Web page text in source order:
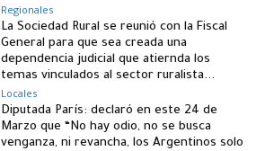
Regionales
La Sociedad Rural se reunió con la Fiscal
General para que sea creada una
dependencia judicial que atiernda los
temas vinculados al sector ruralista...
Locales
Diputada París: declaró en este 24 de
Marzo que “No hay odio, no se busca
venganza, ni revancha, los Argentinos solo